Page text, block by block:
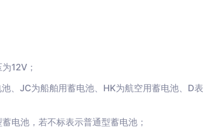
12V；
、JC为船舶用蓄电池、HK为航空用蓄电池、D表
电池，若不标表示普通型蓄电池；